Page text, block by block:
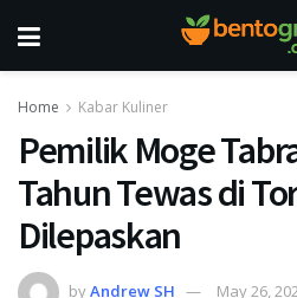
Home Kabar Kuliner
Pemilik Moge
Tahun Tewas di
Dilepaskan
byAndrew SH May 26,